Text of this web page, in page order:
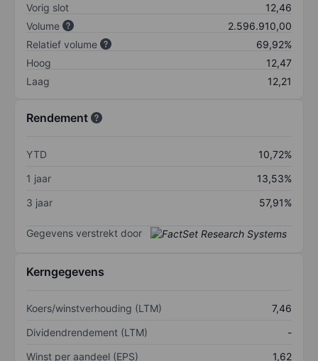
Vorig slot
12,46
Volume
2.596.910,00
Relatief volume
69,92%
Hoog
12,47
Laag
12,21
Rendement
YTD
10,72%
1 jaar
13,53%
3 jaar
57,91%
Gegevens verstrekt door
Kerngegevens
Koers/winstverhouding (LTM)
7,46
Dividendrendement (LTM)
-
Winst per aandeel (EPS)
1,62